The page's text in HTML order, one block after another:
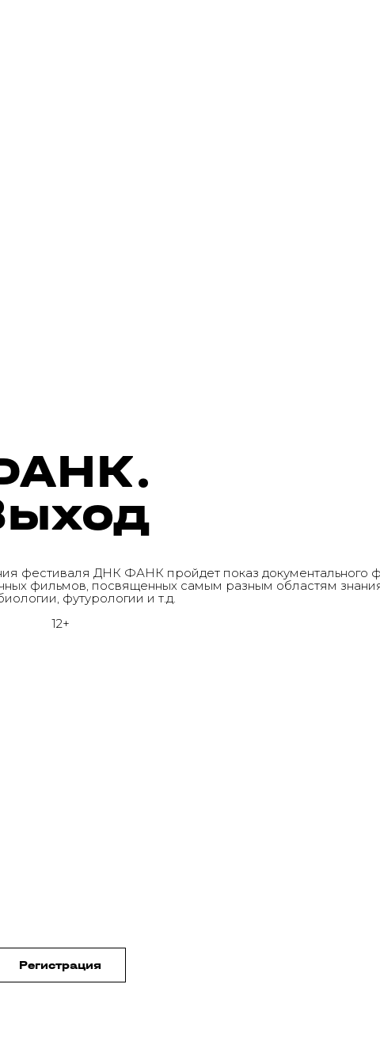
фестиваля ДНК ФАНК пройдет показ документального
фильмов, посвященных самым разным областям
футурологии и т.д.
12+
Регистрация